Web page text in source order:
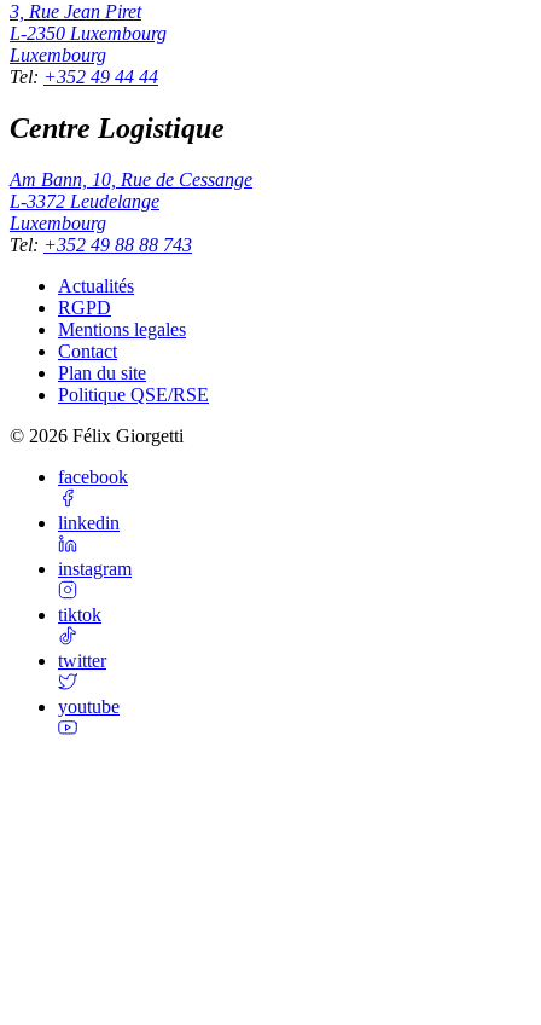
3, Rue Jean Piret
L-2350 Luxembourg
Luxembourg
Tel: +352 49 44 44
Centre Logistique
Am Bann, 10, Rue de Cessange
L-3372 Leudelange
Luxembourg
Tel: +352 49 88 88 743
Actualités
RGPD
Mentions legales
Contact
Plan du site
Politique QSE/RSE
© 2026 Félix Giorgetti
facebook
linkedin
instagram
tiktok
twitter
youtube